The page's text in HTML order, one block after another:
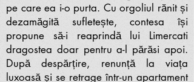
pe care ea i-o purta. Cu orgoliul rănit și
dezamăgită sufletește, contesa își
propune să-i reaprindă lui Limercati
dragostea doar pentru a-l părăsi apoi.
După despărțire, renunță la viața
luxoasă și se retrage într-un apartament